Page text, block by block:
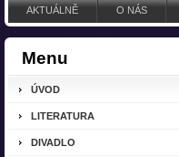
AKTUÁLNĚ O NÁS
Menu
ÚVOD
LITERATURA
DIVADLO